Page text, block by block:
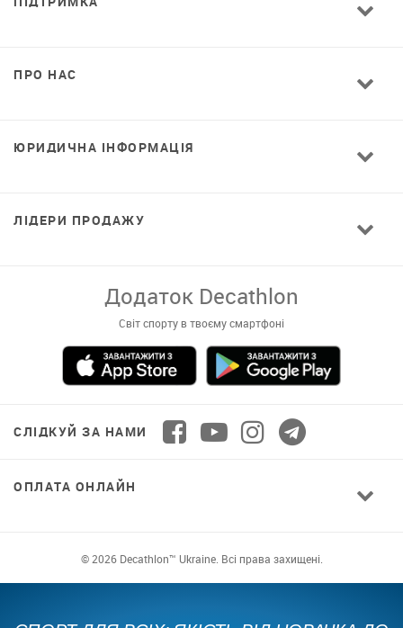
ПРО НАС
ЮРИДИЧНА ІНФОРМАЦІЯ
ЛІДЕРИ ПРОДАЖУ
Завантажуй додаток!
Комфортні покупки, ексклюзивні
пропозиції і зручний каталог в твоєму телефоні
ОПЛАТА ОНЛАЙН